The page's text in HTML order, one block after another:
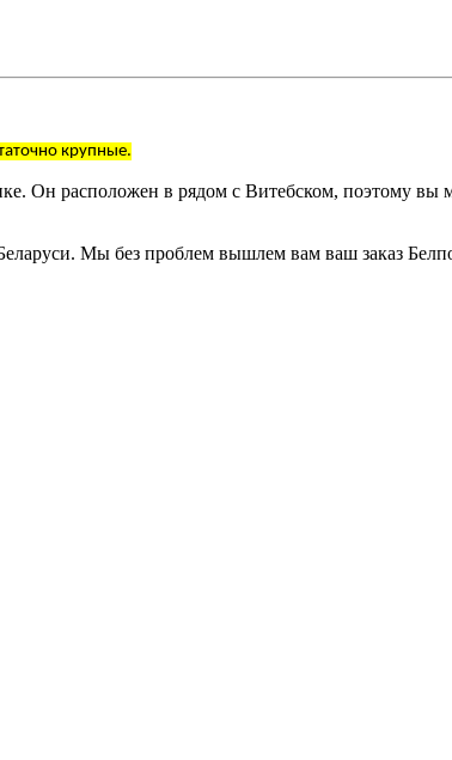
крупные.
Он расположен в рядом с Витебском, поэтому вы
Мы без проблем вышлем вам ваш заказ